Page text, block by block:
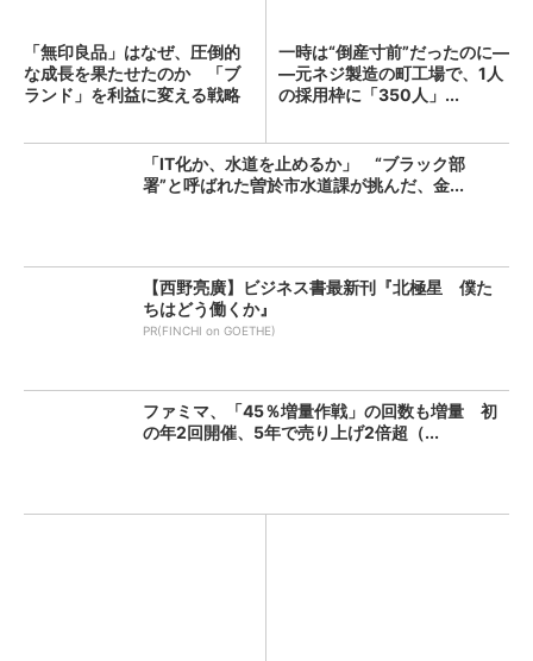
「無印良品」はなぜ、圧倒的
な成長を果たせたのか 「ブ
ランド」を利益に変える戦略
一時は“倒産寸前”だったのに―
―元ネジ製造の町工場で、1人
の採用枠に「350人」...
「IT化か、水道を止めるか」 “ブラック部
署”と呼ばれた曽於市水道課が挑んだ、金...
【西野亮廣】ビジネス書最新刊『北極星 僕た
ちはどう働くか』
PR(FINCHI on GOETHE)
ファミマ、「45％増量作戦」の回数も増量 初
の年2回開催、5年で売り上げ2倍超（...